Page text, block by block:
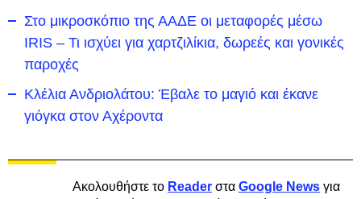
Στο μικροσκόπιο της ΑΑΔΕ οι μεταφορές μέσω
IRIS – Τι ισχύει για χαρτζιλίκια, δωρεές και γονικές
παροχές
Κλέλια Ανδριολάτου: Έβαλε το μαγιό και έκανε
γιόγκα στον Αχέροντα
Ακολουθήστε το Reader στα Google News για